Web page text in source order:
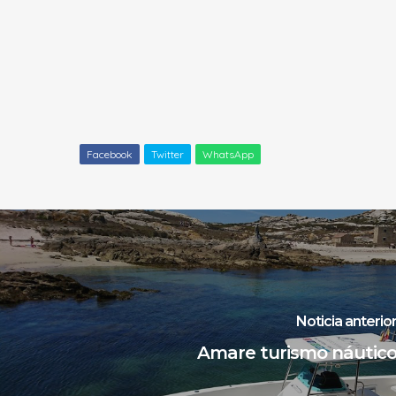
Facebook Twitter WhatsApp
Noticia anterior
Amare turismo náutico